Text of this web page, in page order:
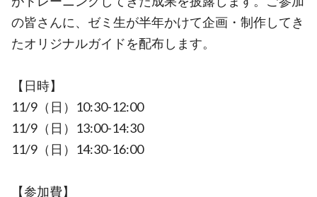
の皆さんに、ゼミ生が半年かけて企画・制作してき
たオリジナルガイドを配布します。
【日時】
11/9（日）10:30-12:00
11/9（日）13:00-14:30
11/9（日）14:30-16:00
【参加費】